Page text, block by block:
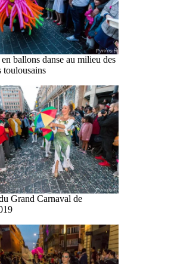
ballons danse au milieu des
toulousains
Grand Carnaval de